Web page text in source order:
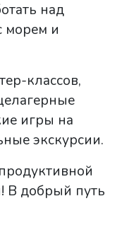
над
морем и
классов,
игры на
экскурсии.
В добрый путь